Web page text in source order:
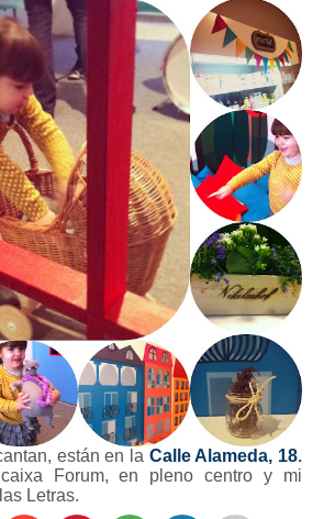
están en la Calle Alameda, 18.
Forum, en pleno centro y mi
Letras.